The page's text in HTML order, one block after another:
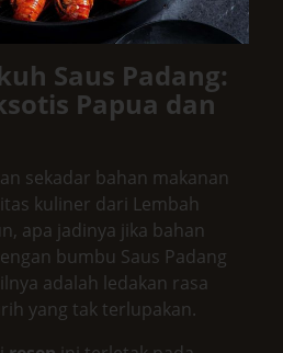
Saus Padang:
Papua dan
sekadar bahan makanan
kuliner dari Lembah
apa jadinya jika bahan
bumbu Saus Padang
adalah ledakan rasa
yang tak terlupakan.